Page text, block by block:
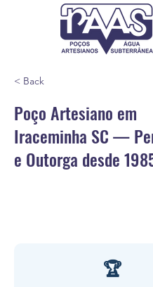
< Back
Poço Artesiano em
Iraceminha SC —
e Outorga desde
🏆